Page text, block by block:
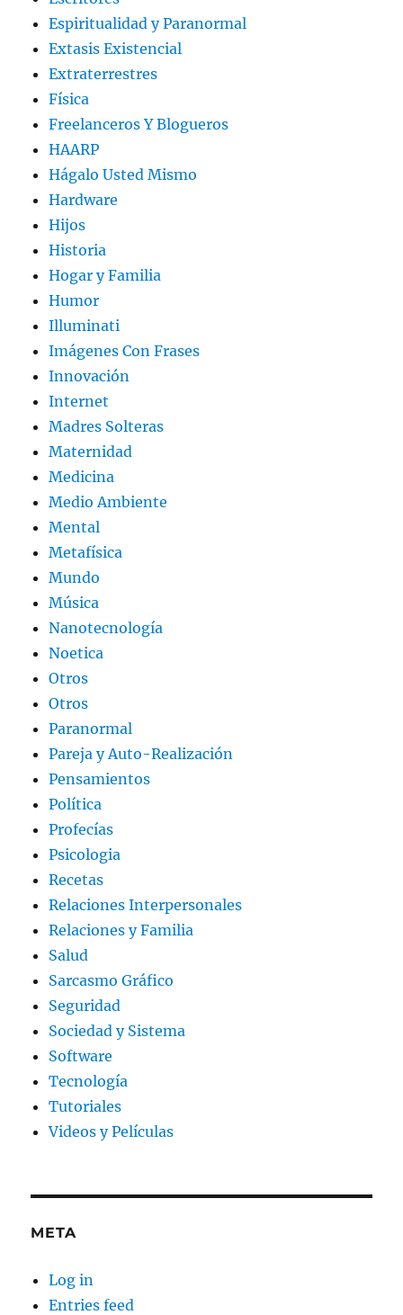
Espiritualidad y Paranormal
Extasis Existencial
Extraterrestres
Física
Freelanceros Y Blogueros
HAARP
Hágalo Usted Mismo
Hardware
Hijos
Historia
Hogar y Familia
Humor
Illuminati
Imágenes Con Frases
Innovación
Internet
Madres Solteras
Maternidad
Medicina
Medio Ambiente
Mental
Metafísica
Mundo
Música
Nanotecnología
Noetica
Otros
Otros
Paranormal
Pareja y Auto-Realización
Pensamientos
Política
Profecías
Psicologia
Recetas
Relaciones Interpersonales
Relaciones y Familia
Salud
Sarcasmo Gráfico
Seguridad
Sociedad y Sistema
Software
Tecnología
Tutoriales
Videos y Películas
META
Log in
Entries feed